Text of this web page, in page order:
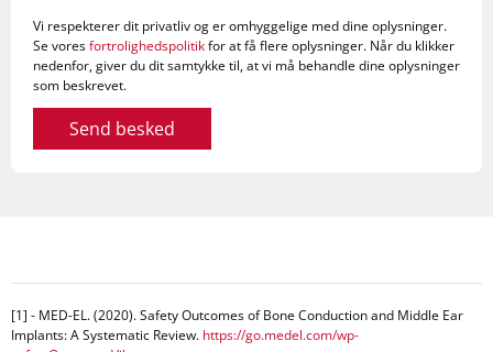
Vi respekterer dit privatliv og er omhyggelige med dine oplysninger.
Se voresfortrolighedspolitikfor at få flere oplysninger. Når du klikker
nedenfor, giver du dit samtykke til, at vi må behandle dine oplysninger
som beskrevet.
Send besked
[1] - MED-EL. (2020). Safety Outcomes of Bone Conduction and Middle Ear
Implants: A Systematic Review. https://go.medel.com/wp-